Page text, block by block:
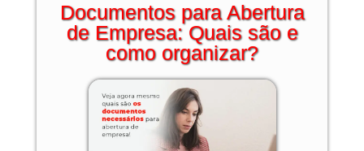
Documentos para Abertura
de Empresa: Quais são e
como organizar?